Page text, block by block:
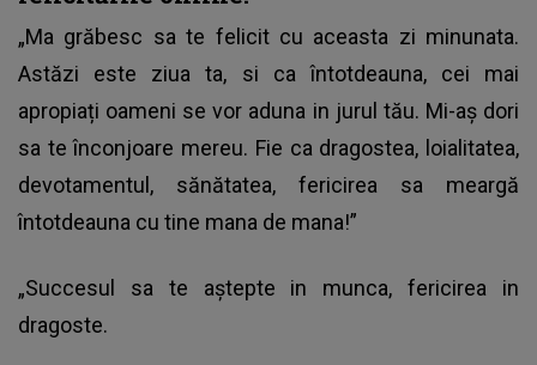
„Ma grăbesc sa te felicit cu aceasta zi minunata.
Astăzi este ziua ta, si ca întotdeauna, cei mai
apropiați oameni se vor aduna in jurul tău. Mi-aș dori
sa te înconjoare mereu. Fie ca dragostea, loialitatea,
devotamentul, sănătatea, fericirea sa meargă
întotdeauna cu tine mana de mana!”
„Succesul sa te aștepte in munca, fericirea in
dragoste.